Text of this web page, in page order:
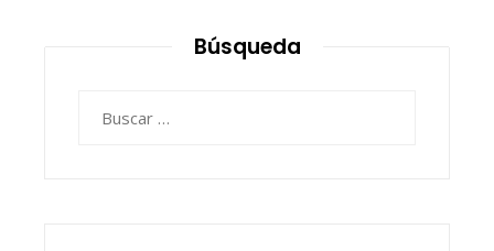
Búsqueda